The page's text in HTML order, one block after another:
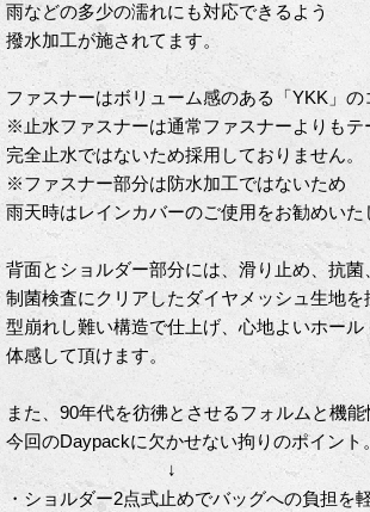
雨などの多少の濡れにも対応できるよう
撥水加工が施されてます。
ファスナーはボリューム感のある「YKK」の
※止水ファスナーは通常ファスナーよりもテ
完全止水ではないため採用しておりません。
※ファスナー部分は防水加工ではないため
雨天時はレインカバーのご使用をお勧めいた
背面とショルダー部分には、滑り止め、抗菌
制菌検査にクリアしたダイヤメッシュ生地を
型崩れし難い構造で仕上げ、心地よいホー
体感して頂けます。
また、90年代を彷彿とさせるフォルムと機能
今回のDaypackに欠かせない拘りのポイント。
↓
・ショルダー2点式止めでバッグへの負担を軽